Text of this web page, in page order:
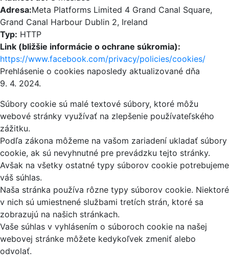
Adresa:Meta Platforms Limited 4 Grand Canal Square,
Grand Canal Harbour Dublin 2, Ireland
Typ: HTTP
Link (bližšie informácie o ochrane súkromia):
https://www.facebook.com/privacy/policies/cookies/
Prehlásenie o cookies naposledy aktualizované dňa
9. 4. 2024.
Súbory cookie sú malé textové súbory, ktoré môžu
webové stránky využívať na zlepšenie používateľského
zážitku.
Podľa zákona môžeme na vašom zariadení ukladať súbory
cookie, ak sú nevyhnutné pre prevádzku tejto stránky.
Avšak na všetky ostatné typy súborov cookie potrebujeme
váš súhlas.
Naša stránka používa rôzne typy súborov cookie. Niektoré
v nich sú umiestnené službami tretích strán, ktoré sa
zobrazujú na našich stránkach.
Vaše súhlas v vyhlásením o súboroch cookie na našej
webovej stránke môžete kedykoľvek zmeniť alebo
odvolať.